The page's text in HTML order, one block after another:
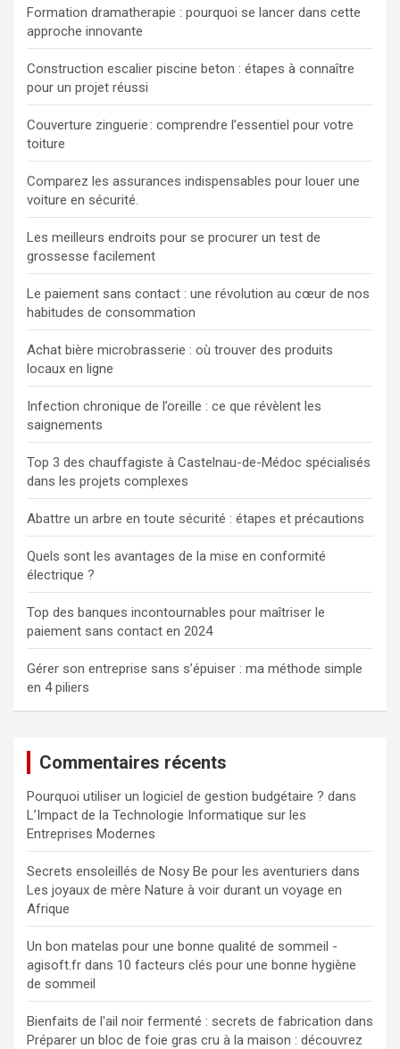
Formation dramatherapie : pourquoi se lancer dans cette
approche innovante
Construction escalier piscine beton : étapes à connaître
pour un projet réussi
Couverture zinguerie : comprendre l’essentiel pour votre
toiture
Comparez les assurances indispensables pour louer une
voiture en sécurité.
Les meilleurs endroits pour se procurer un test de
grossesse facilement
Le paiement sans contact : une révolution au cœur de nos
habitudes de consommation
Achat bière microbrasserie : où trouver des produits
locaux en ligne
Infection chronique de l’oreille : ce que révèlent les
saignements
Top 3 des chauffagiste à Castelnau-de-Médoc spécialisés
dans les projets complexes
Abattre un arbre en toute sécurité : étapes et précautions
Quels sont les avantages de la mise en conformité
électrique ?
Top des banques incontournables pour maîtriser le
paiement sans contact en 2024
Gérer son entreprise sans s’épuiser : ma méthode simple
en 4 piliers
Commentaires récents
Pourquoi utiliser un logiciel de gestion budgétaire ? dans
L’Impact de la Technologie Informatique sur les
Entreprises Modernes
Secrets ensoleillés de Nosy Be pour les aventuriers dans
Les joyaux de mère Nature à voir durant un voyage en
Afrique
Un bon matelas pour une bonne qualité de sommeil -
agisoft.fr dans 10 facteurs clés pour une bonne hygiène
de sommeil
Bienfaits de l'ail noir fermenté : secrets de fabrication dans
Préparer un bloc de foie gras cru à la maison : découvrez